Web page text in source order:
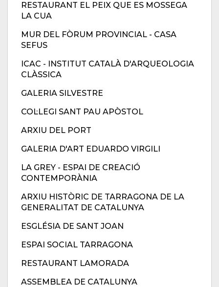
RESTAURANT EL PEIX QUE ES MOSSEGA
LA CUA
MUR DEL FÒRUM PROVINCIAL - CASA
SEFUS
ICAC - INSTITUT CATALÀ D'ARQUEOLOGIA
CLÀSSICA
GALERIA SILVESTRE
COL·LEGI SANT PAU APÒSTOL
ARXIU DEL PORT
GALERIA D'ART EDUARDO VIRGILI
LA GREY - ESPAI DE CREACIÓ
CONTEMPORÀNIA
ARXIU HISTÒRIC DE TARRAGONA DE LA
GENERALITAT DE CATALUNYA
ESGLÉSIA DE SANT JOAN
ESPAI SOCIAL TARRAGONA
RESTAURANT LAMORADA
ASSEMBLEA DE CATALUNYA